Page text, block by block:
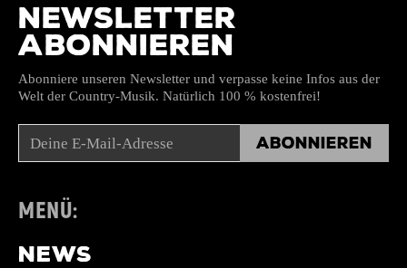
NEWSLETTER
ABONNIEREN
Abonniere unseren Newsletter und verpasse keine Infos aus der
Welt der Country-Musik. Natürlich 100 % kostenfrei!
Abonnieren
MENÜ:
NEWS